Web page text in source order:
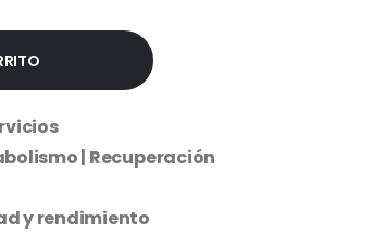
| Recuperación
y rendimiento